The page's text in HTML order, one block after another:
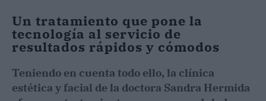
Un tratamiento que pone la
tecnología al servicio de
resultados rápidos y cómodos
Teniendo en cuenta todo ello, la clínica
estética y facial de la doctora Sandra Hermida